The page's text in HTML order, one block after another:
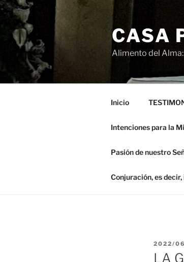
Saltar
contenido
CASA
Alimento del Alma:
Inicio
Intenciones para la
Pasión de nuestro
Conjuración, es
EL
2022/
LA